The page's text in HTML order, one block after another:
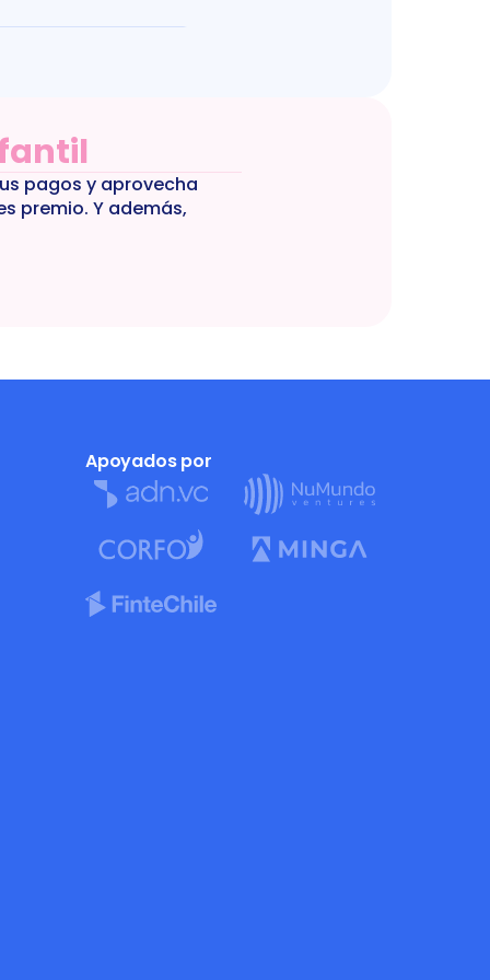
pagos y aprovecha
premio. Y además,
Apoyados por